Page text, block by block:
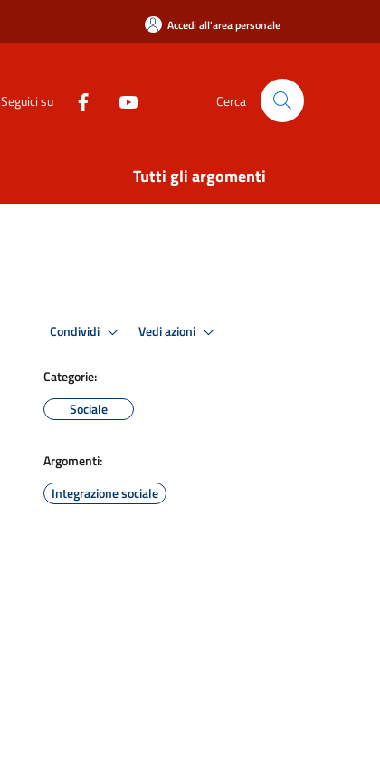
Accedi all'area personale
Seguici su Cerca
Tutti gli argomenti
Condividi Vedi azioni
Categorie:
Sociale
Argomenti:
Integrazione sociale